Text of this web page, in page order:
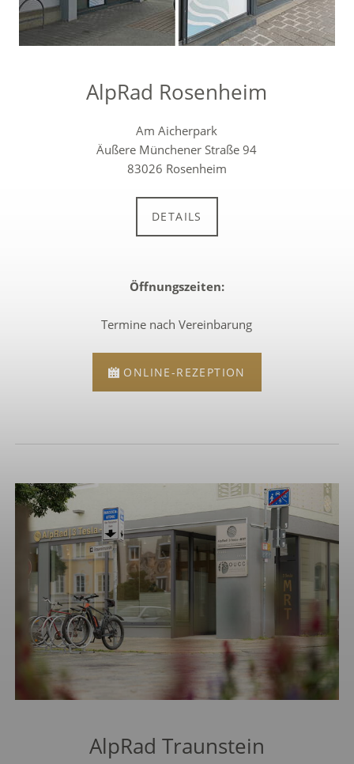
AlpRad Rosenheim
Am Aicherpark
Äußere Münchener Straße 94
83026 Rosenheim
DETAILS
Öffnungszeiten:
Termine nach Vereinbarung
ONLINE-REZEPTION
AlpRad Traunstein